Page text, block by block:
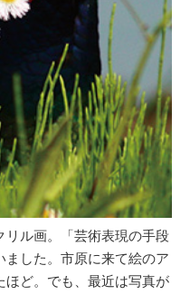
ル画。「芸術表現の手段
ました。市原に来て絵のア
ほど。でも、最近は写真が